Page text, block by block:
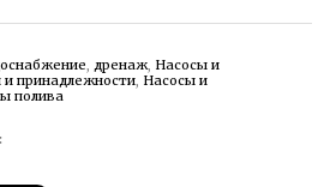
, дренаж, Насосы и
и принадлежности, Насосы и
полива